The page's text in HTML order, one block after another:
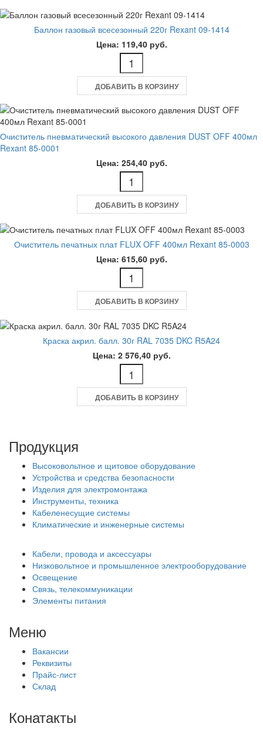
Баллон газовый всесезонный 220г Rexant 09-1414
Цена: 119,40 руб.
ДОБАВИТЬ В КОРЗИНУ
Очиститель пневматический высокого давления DUST OFF 400мл
Rexant 85-0001
Цена: 254,40 руб.
ДОБАВИТЬ В КОРЗИНУ
Очиститель печатных плат FLUX OFF 400мл Rexant 85-0003
Цена: 615,60 руб.
ДОБАВИТЬ В КОРЗИНУ
Краска акрил. балл. 30г RAL 7035 DKC R5A24
Цена: 2 576,40 руб.
ДОБАВИТЬ В КОРЗИНУ
Продукция
Высоковольтное и щитовое оборудование
Устройства и средства безопасности
Изделия для электромонтажа
Инструменты, техника
Кабеленесущие системы
Климатические и инженерные системы
Кабели, провода и аксессуары
Низковольтное и промышленное электрооборудование
Освещение
Связь, телекоммуникации
Элементы питания
Меню
Вакансии
Реквизиты
Прайс-лист
Склад
Конатакты